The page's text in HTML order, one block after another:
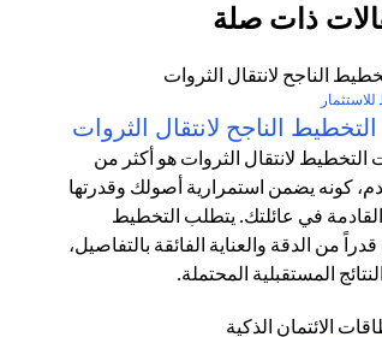
ذات صلة
الناجح لانتقال الثروات
التخطيط لانتقال الثروات هو أكثر من
كونه يضمن استمرارية أصولك وقدرتها
القادمة في عائلتك. يتطلب التخطيط
من الدقة والعناية الفائقة بالتفاصيل،
المستقبلية المحتملة.